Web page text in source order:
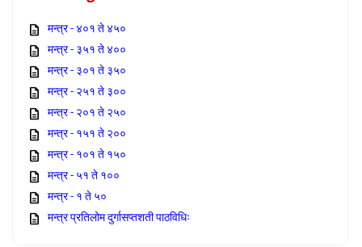
मन्त्र - ४०१ ते ४५०
मन्त्र - ३५१ ते ४००
मन्त्र - ३०१ ते ३५०
मन्त्र - २५१ ते ३००
मन्त्र - २०१ ते २५०
मन्त्र - १५१ ते २००
मन्त्र - १०१ ते १५०
मन्त्र - ५१ ते १००
मन्त्र - १ ते ५०
मन्त्र प्रतिलोम दुर्गासप्तशती पाठविधिः